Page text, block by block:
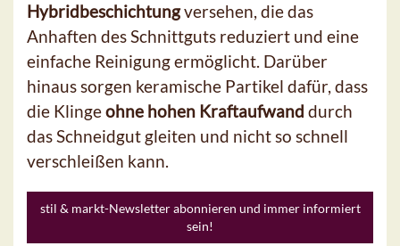
Hybridbeschichtungversehen, die das
Anhaften des Schnittguts reduziert und eine
einfache Reinigung ermöglicht. Darüber
hinaus sorgen keramische Partikel dafür, dass
die Klingeohne hohen Kraftaufwand durch
das Schneidgut gleiten und nicht so schnell
verschleißen kann.
stil & markt-Newsletter abonnieren und immer informiert
sein!